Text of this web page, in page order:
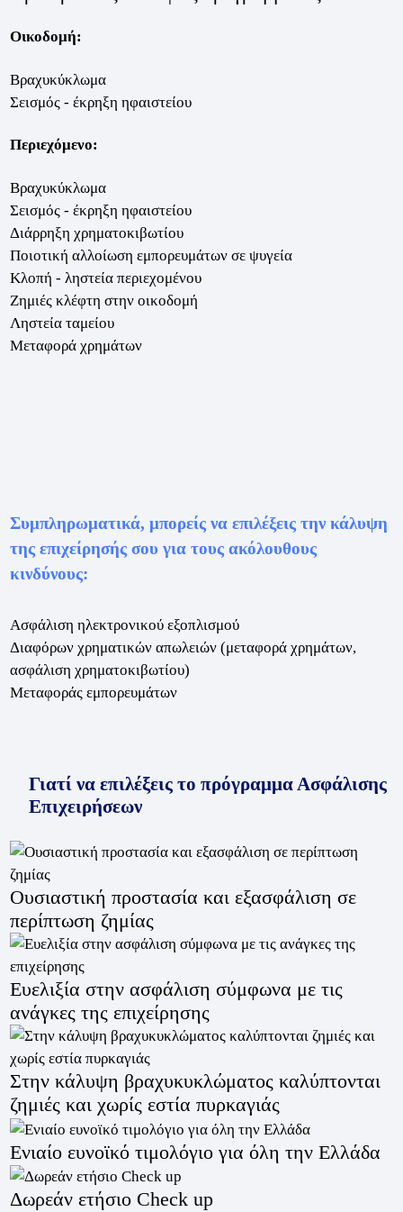
Οικοδομή:
Βραχυκύκλωμα
Σεισμός - έκρηξη ηφαιστείου
Περιεχόμενο:
Βραχυκύκλωμα
Σεισμός - έκρηξη ηφαιστείου
Διάρρηξη χρηματοκιβωτίου
Ποιοτική αλλοίωση εμπορευμάτων σε ψυγεία
Κλοπή - ληστεία περιεχομένου
Ζημιές κλέφτη στην οικοδομή
Ληστεία ταμείου
Μεταφορά χρημάτων
Συμπληρωματικά, μπορείς να επιλέξεις την κάλυψη
της επιχείρησής σου για τους ακόλουθους
κινδύνους:
Ασφάλιση ηλεκτρονικού εξοπλισμού
Διαφόρων χρηματικών απωλειών (μεταφορά χρημάτων,
ασφάλιση χρηματοκιβωτίου)
Μεταφοράς εμπορευμάτων
Γιατί να επιλέξεις το πρόγραμμα Ασφάλισης
Επιχειρήσεων
Ουσιαστική προστασία και εξασφάλιση σε
περίπτωση ζημίας
Ευελιξία στην ασφάλιση σύμφωνα με τις
ανάγκες της επιχείρησης
Στην κάλυψη βραχυκυκλώματος καλύπτονται
ζημιές και χωρίς εστία πυρκαγιάς
Ενιαίο ευνοϊκό τιμολόγιο για όλη την Ελλάδα
Δωρεάν ετήσιο Check up